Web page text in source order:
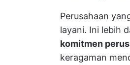
Perusahaan
layani. Ini lebih
komitmen
keragaman